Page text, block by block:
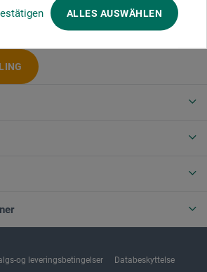
ALLES AUSWÄHLEN
og leveringsbetingelser Databeskyttelse